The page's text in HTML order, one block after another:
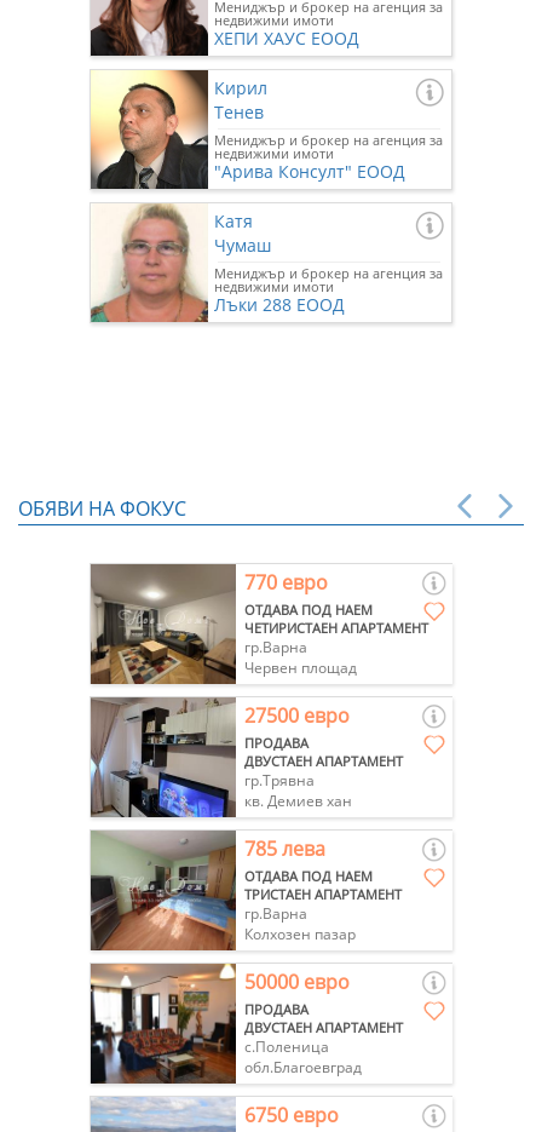
Мениджър и брокер на агенция за
недвижими имоти
ХЕПИ ХАУС ЕООД
Кирил
Тенев
Мениджър и брокер на агенция за
недвижими имоти
"Арива Консулт" ЕООД
Катя
Чумаш
Мениджър и брокер на агенция за
недвижими имоти
Лъки 288 ЕООД
ОБЯВИ НА ФОКУС
770 евро
ОТДАВА ПОД НАЕМ
ЧЕТИРИСТАЕН АПАРТАМЕНТ
гр.Варна
Червен площад
27500 евро
ПРОДАВА
ДВУСТАЕН АПАРТАМЕНТ
гр.Трявна
кв. Демиев хан
785 лева
ОТДАВА ПОД НАЕМ
ТРИСТАЕН АПАРТАМЕНТ
гр.Варна
Колхозен пазар
50000 евро
ПРОДАВА
ДВУСТАЕН АПАРТАМЕНТ
с.Поленица
обл.Благоевград
6750 евро